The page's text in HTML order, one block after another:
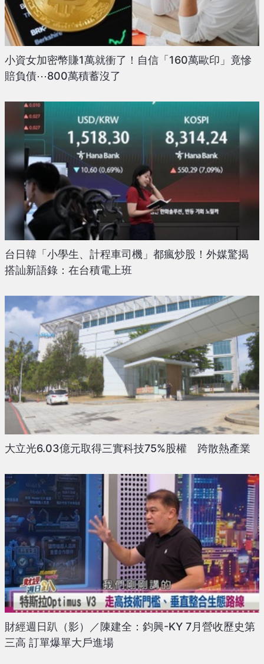
小資女加密幣賺1萬就衝了！自信「160萬歐印」竟慘
賠負債⋯800萬積蓄沒了
台日韓「小學生、計程車司機」都瘋炒股！外媒驚揭
搭訕新語錄：在台積電上班
大立光6.03億元取得三實科技75%股權 跨散熱產業
財經週日趴（影）／陳建全：鈞興-KY 7月營收歷史第
三高 訂單爆單大戶進場